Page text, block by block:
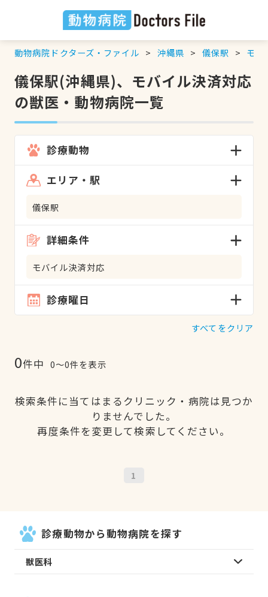
動物病院ドクターズ・ファイル 沖縄県 儀保駅 モバ
儀保駅(沖縄県)、モバイル決済対応
の獣医・動物病院一覧
診療動物
エリア・駅
儀保駅
詳細条件
モバイル決済対応
診療曜日
すべてをクリア
0件中 0〜0件を表示
検索条件に当てはまるクリニック・病院は見つか
りませんでした。
再度条件を変更して検索してください。
1
診療動物から動物病院を探す
獣医科